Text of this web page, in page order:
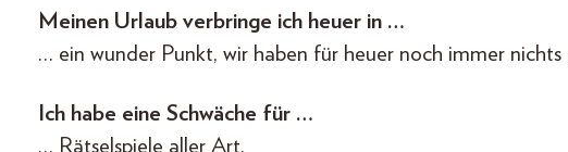
Meinen Urlaub verbringe ich heuer in …
… ein wunder Punkt, wir haben für heuer noch immer nichts
Ich habe eine Schwäche für …
… Rätselspiele aller Art.